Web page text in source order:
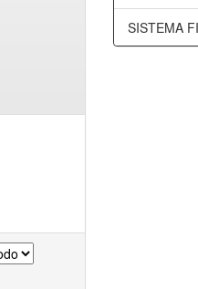
SISTEMA